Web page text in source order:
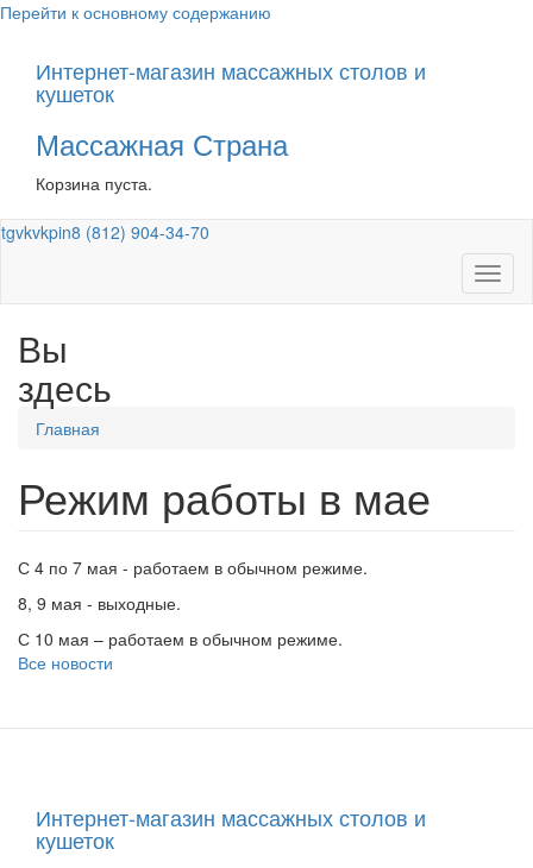
Перейти к основному содержанию
Интернет-магазин массажных столов и
кушеток
Массажная Страна
Корзина пуста.
tgvkvkpin8 (812) 904-34-70
Вы
здесь
Главная
Режим работы в мае
С 4 по 7 мая - работаем в обычном режиме.
8, 9 мая - выходные.
С 10 мая – работаем в обычном режиме.
Все новости
Интернет-магазин массажных столов и
кушеток